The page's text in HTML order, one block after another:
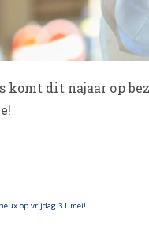
komt dit najaar op
op vrijdag 31 mei!